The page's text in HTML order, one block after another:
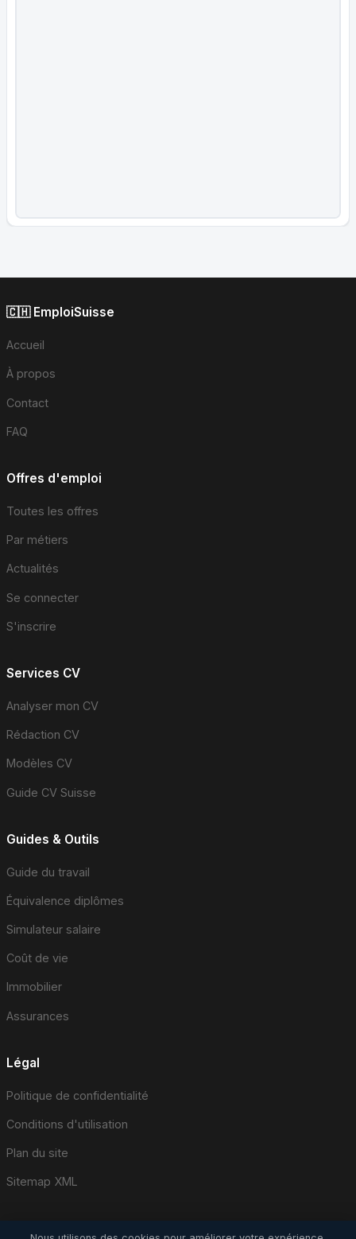
🇨🇭 EmploiSuisse
Accueil
À propos
Contact
FAQ
Offres d'emploi
Toutes les offres
Par métiers
Actualités
Se connecter
S'inscrire
Services CV
Analyser mon CV
Rédaction CV
Modèles CV
Guide CV Suisse
Guides & Outils
Guide du travail
Équivalence diplômes
Simulateur salaire
Coût de vie
Immobilier
Assurances
Légal
Politique de confidentialité
Conditions d'utilisation
Plan du site
Sitemap XML